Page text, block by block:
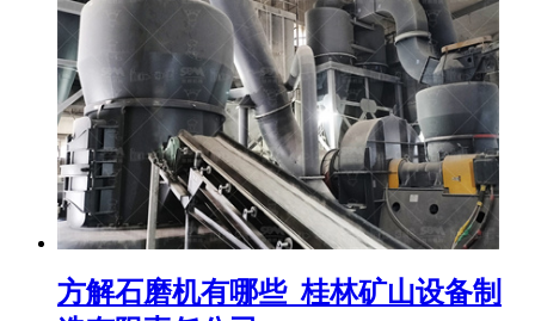
方解石磨机有哪些_桂林矿山设备制